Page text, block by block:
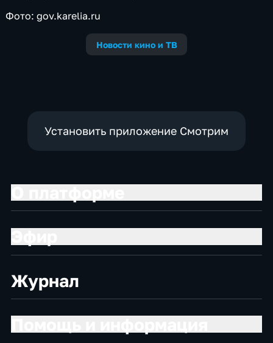
Фото: gov.karelia.ru
Новости кино и ТВ
Установить приложение Смотрим
Журнал